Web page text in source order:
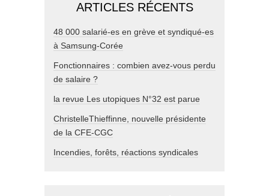
ARTICLES RÉCENTS
48 000 salarié-es en grève et syndiqué-es
à Samsung-Corée
Fonctionnaires : combien avez-vous perdu
de salaire ?
la revue Les utopiques N°32 est parue
ChristelleThieffinne, nouvelle présidente
de la CFE-CGC
Incendies, forêts, réactions syndicales